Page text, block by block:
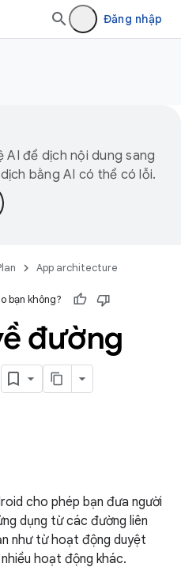
Đăng nhập
để dịch nội dung sang
bằng AI có thể có lỗi.
App architecture
bạn không?
đường
cho phép bạn đưa người
dụng từ các đường liên
như từ hoạt động duyệt
hoạt động khác.